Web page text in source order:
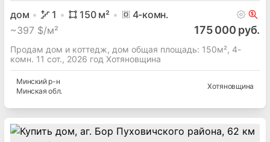
дом 1 150м² 4-комн.
~397 $/м² 175 000 руб.
Продам дом и коттедж, дом общая площадь: 150м², 4-
комн. 11 сот., 2026 год Хотяновщина
Минскийр-н
Минская обл.
Хотяновщина